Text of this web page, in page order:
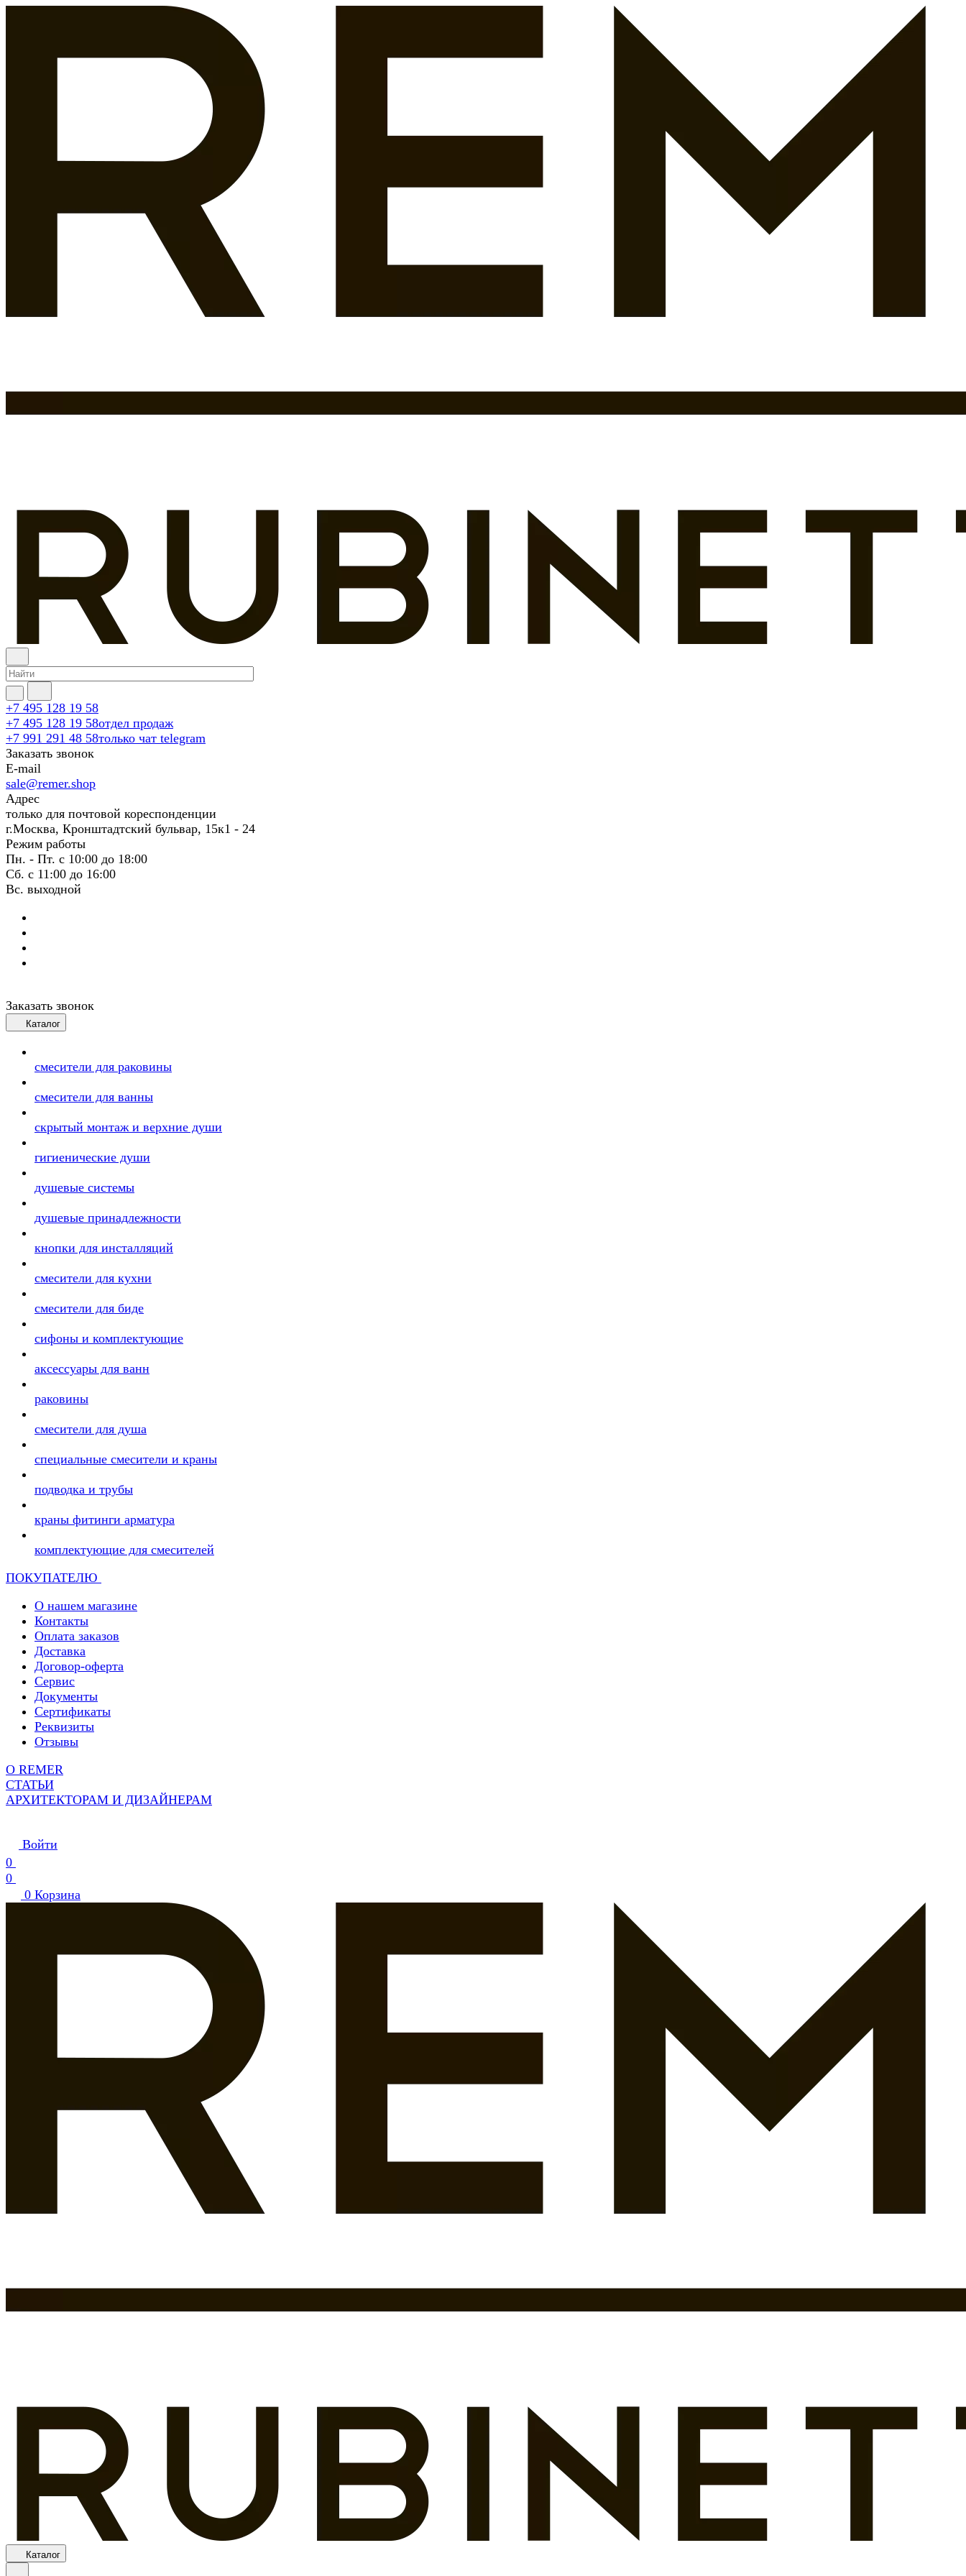
+7 495 128 19 58
+7 495 128 19 58отдел продаж
+7 991 291 48 58только чат telegram
Заказать звонок
E-mail
sale@remer.shop
Адрес
только для почтовой кореспонденции
г.Москва, Кронштадтский бульвар, 15к1 - 24
Режим работы
Пн. - Пт. с 10:00 до 18:00
Сб. с 11:00 до 16:00
Вс. выходной
Заказать звонок
Каталог
смесители для раковины
смесители для ванны
скрытый монтаж и верхние души
гигиенические души
душевые системы
душевые принадлежности
кнопки для инсталляций
смесители для кухни
смесители для биде
сифоны и комплектующие
аксессуары для ванн
раковины
смесители для душа
специальные смесители и краны
подводка и трубы
краны фитинги арматура
комплектующие для смесителей
ПОКУПАТЕЛЮ
О нашем магазине
Контакты
Оплата заказов
Доставка
Договор-оферта
Сервис
Документы
Сертификаты
Реквизиты
Отзывы
О REMER
СТАТЬИ
АРХИТЕКТОРАМ И ДИЗАЙНЕРАМ
Войти
0
0
0 Корзина
Каталог